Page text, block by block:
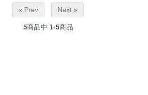
« Prev Next »
5商品中 1-5商品